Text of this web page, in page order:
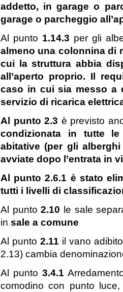
addetto, in garage o
garage o parcheggio
Al punto 1.14.3 per gli
almeno una colonnina di
cui la struttura abbia
all’aperto proprio. Il
caso in cui sia messo a
servizio di ricarica
Al punto 2.3 è previsto
condizionata in tutte
abitative (per gli
avviate dopo l’entrata in
Al punto 2.6.1 è stato
tutti i livelli di
Al punto 2.10 le sale
in sale a comune
Al punto 2.11 il vano
2.13) cambia
Al punto 3.4.1
comodino con punto